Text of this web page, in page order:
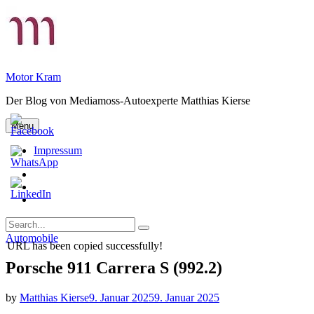
to
Motor Kram
Der Blog von Mediamoss-Autoexperte Matthias Kierse
Menu
Impressum
ändern
der
Einstellungen
Einwilligungen
Search
for:
Search
Categories
Automobile
Porsche 911 Carrera S (992.2)
by Matthias Kierse9. Januar 20259. Januar 2025
URL has been copied successfully!